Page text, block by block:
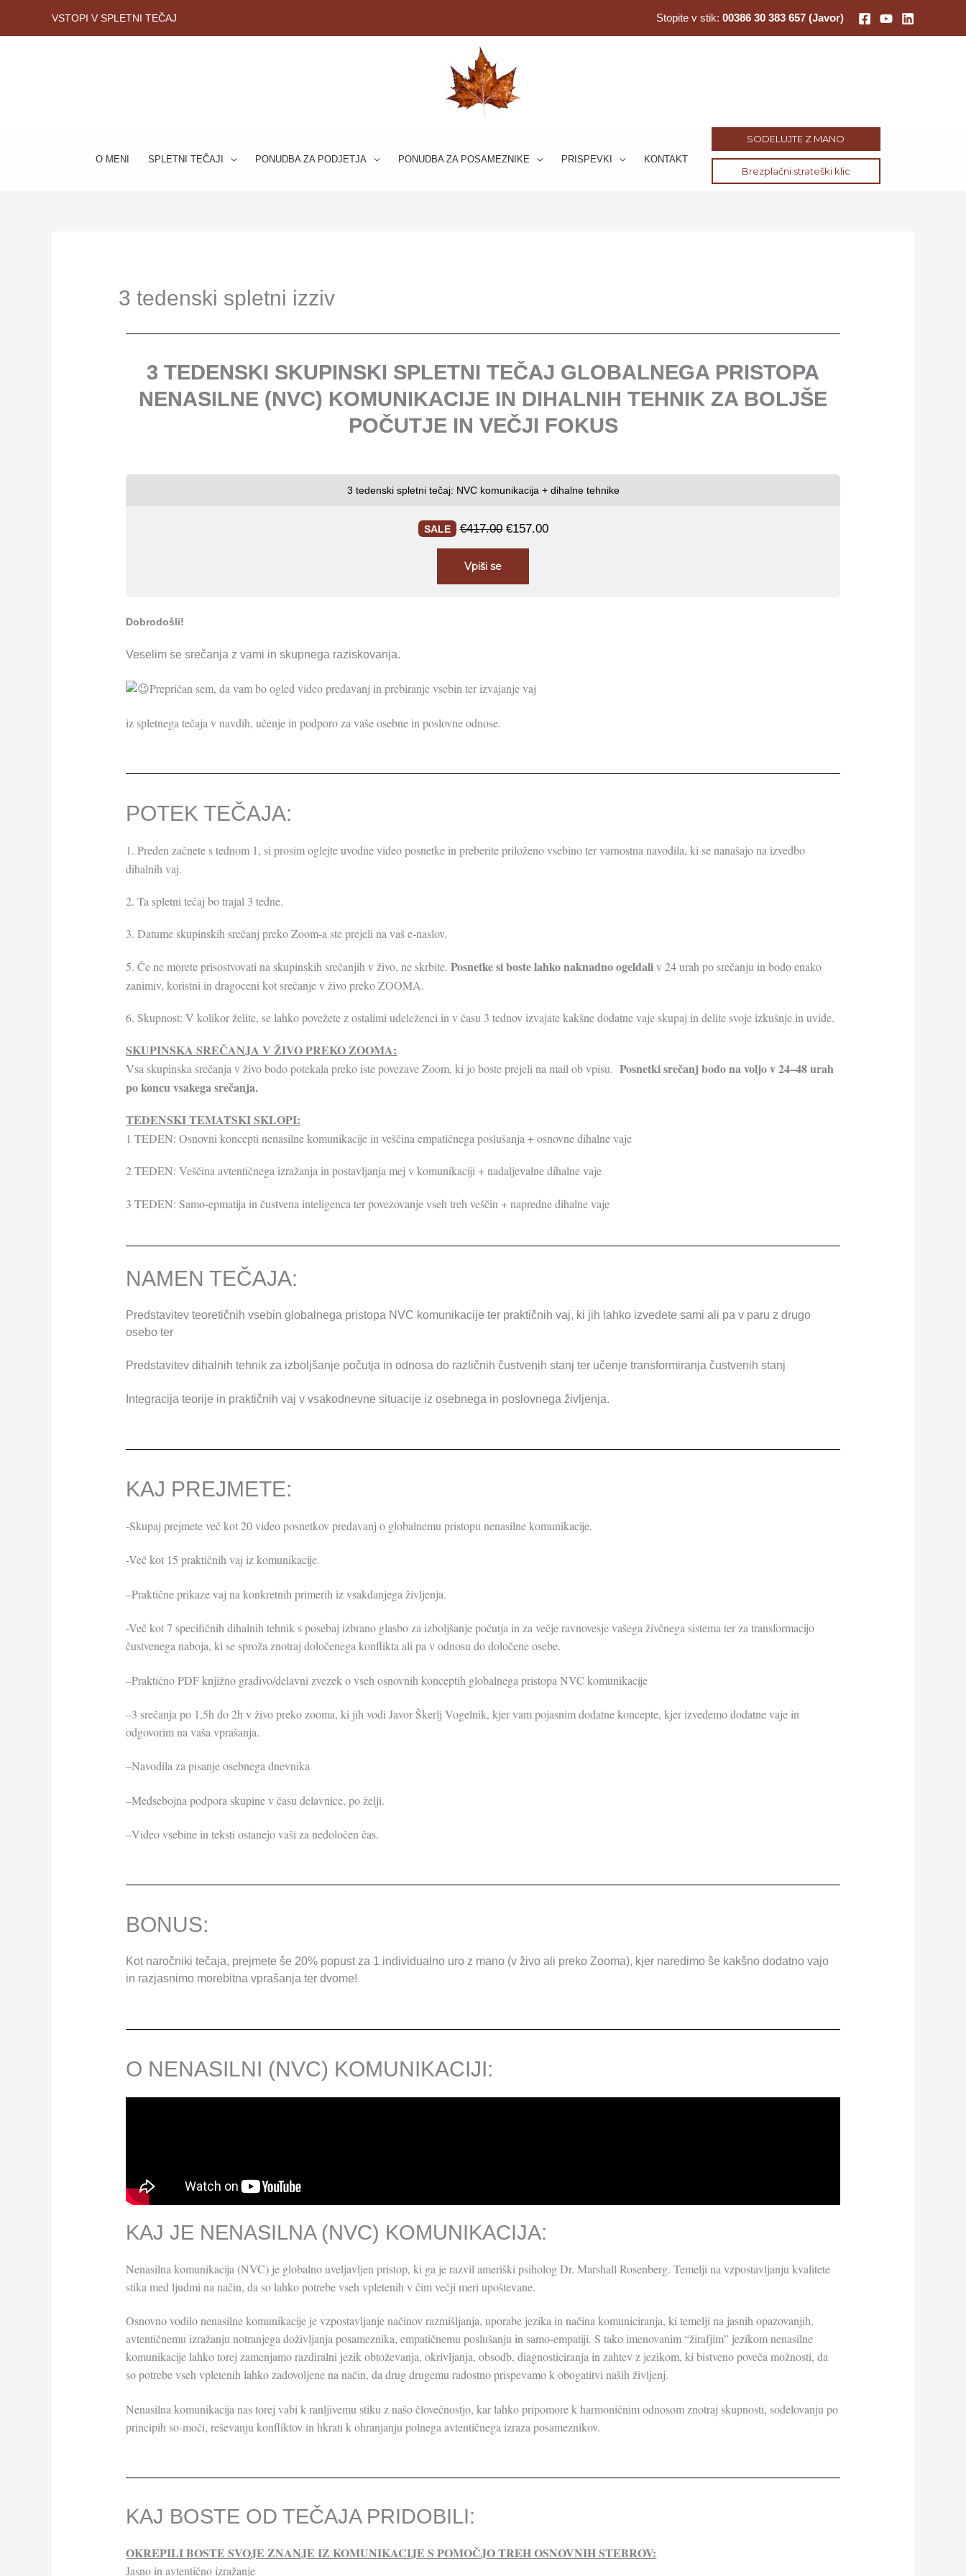
VSTOPI V SPLETNI TEČAJ Stopite v stik: 00386 30 383 657 (Javor)
O MENI SPLETNI TEČAJI PONUDBA ZA PODJETJA PONUDBA ZA POSAMEZNIKE PRISPEVKI KONTAKT
SODELUJTE Z MANO
Brezplačni strateški klic
3 tedenski spletni izziv
3 TEDENSKI SKUPINSKI SPLETNI TEČAJ GLOBALNEGA PRISTOPA
NENASILNE (NVC) KOMUNIKACIJE IN DIHALNIH TEHNIK ZA BOLJŠE
POČUTJE IN VEČJI FOKUS
3 tedenski spletni tečaj: NVC komunikacija + dihalne tehnike
SALE €417.00
cena
je
€417.00.
€157.00
cena
je:
Vpiši se
Dobrodošli!
Veselim se srečanja z vami in skupnega raziskovanja.
Prepričan sem, da vam bo ogled video predavanj in prebiranje vsebin ter izvajanje vaj
iz spletnega tečaja v navdih, učenje in podporo za vaše osebne in poslovne odnose.
POTEK TEČAJA:​
1. Preden začnete s tednom 1, si prosim oglejte uvodne video posnetke in preberite priloženo vsebino ter varnostna navodila, ki se nanašajo na izvedbo
dihalnih vaj.
2. Ta spletni tečaj bo trajal 3 tedne.
3. Datume skupinskih srečanj preko Zoom-a ste prejeli na vaš e-naslov.
5. Če ne morete prisostvovati na skupinskih srečanjih v živo, ne skrbite. Posnetke si boste lahko naknadno ogeldaliv 24 urah po srečanju in bodo enako
zanimiv, koristni in dragoceni kot srečanje v živo preko ZOOMA.
6. Skupnost: V kolikor želite, se lahko povežete z ostalimi udeleženci in v času 3 tednov izvajate kakšne dodatne vaje skupaj in delite svoje izkušnje in uvide.
SKUPINSKA SREČANJA V ŽIVO PREKO ZOOMA:
Vsa skupinska srečanja v živo bodo potekala preko iste povezave Zoom, ki jo boste prejeli na mail ob vpisu.Posnetki srečanj bodo na voljo v 24–48 urah
po koncu vsakega srečanja.
TEDENSKI TEMATSKI SKLOPI:
1 TEDEN: Osnovni koncepti nenasilne komunikacije in veščina empatičnega poslušanja + osnovne dihalne vaje
2 TEDEN: Veščina avtentičnega izražanja in postavljanja mej v komunikaciji + nadaljevalne dihalne vaje
3 TEDEN: Samo-epmatija in čustvena inteligenca ter povezovanje vseh treh veščin + napredne dihalne vaje
NAMEN TEČAJA:​
Predstavitev teoretičnih vsebin globalnega pristopa NVC komunikacije ter praktičnih vaj, ki jih lahko izvedete sami ali pa v paru z drugo
osebo ter
Predstavitev dihalnih tehnik za izboljšanje počutja in odnosa do različnih čustvenih stanj ter učenje transformiranja čustvenih stanj
Integracija teorije in praktičnih vaj v vsakodnevne situacije iz osebnega in poslovnega življenja.
KAJ PREJMETE:​
-Skupaj prejmete več kot 20 video posnetkov predavanj o globalnemu pristopu nenasilne komunikacije.
-Več kot 15 praktičnih vaj iz komunikacije.
–Praktične prikaze vaj na konkretnih primerih iz vsakdanjega življenja.
-Več kot 7 specifičnih dihalnih tehnik s posebaj izbrano glasbo za izboljšanje počutja in za večje ravnovesje vašega živčnega sistema ter za transformacijo
čustvenega naboja, ki se sproža znotraj določenega konflikta ali pa v odnosu do določene osebe.
–Praktično PDF knjižno gradivo/delavni zvezek o vseh osnovnih konceptih globalnega pristopa NVC komunikacije
–3 srečanja po 1,5h do 2h v živo preko zooma, ki jih vodi Javor Škerlj Vogelnik, kjer vam pojasnim dodatne koncepte, kjer izvedemo dodatne vaje in
odgovorim na vaša vprašanja.
–Navodila za pisanje osebnega dnevnika
–Medsebojna podpora skupine v času delavnice, po želji.
–Video vsebine in teksti ostanejo vaši za nedoločen čas.
BONUS:​
Kot naročniki tečaja, prejmete še 20% popust za 1 individualno uro z mano (v živo ali preko Zooma), kjer naredimo še kakšno dodatno vajo
in razjasnimo morebitna vprašanja ter dvome!
O NENASILNI (NVC) KOMUNIKACIJI:​
KAJ JE NENASILNA (NVC) KOMUNIKACIJA:
Nenasilna komunikacija (NVC) je globalno uveljavljen pristop, ki ga je razvil ameriški psiholog Dr. Marshall Rosenberg.Temelji na vzpostavljanju kvalitete
stika med ljudmi na način, da so lahko potrebe vseh vpletenih v čim večji meri upoštevane.
Osnovno vodilo nenasilne komunikacije je vzpostavljanje načinov razmišljanja, uporabe jezikain načina komuniciranja, ki temelji na jasnih opazovanjih,
avtentičnemu izražanju notranjega doživljanja posameznika, empatičnemu poslušanju in samo-empatiji. S tako imenovanim “žirafjim” jezikom nenasilne
komunikacije lahko torej zamenjamo razdiralni jezik obtoževanja, okrivljanja, obsodb, diagnosticiranja in zahtev z jezikom, ki bistveno poveča možnosti, da
so potrebe vseh vpletenih lahko zadovoljene na način, da drug drugemu radostno prispevamo k obogatitvi naših življenj.
Nenasilna komunikacija nas torej vabi k ranljivemu stiku z našo človečnostjo, kar lahko pripomore k harmoničnim odnosom znotraj skupnosti, sodelovanju po
principih so-moči, reševanju konfliktov in hkrati k ohranjanju polnega avtentičnega izraza posameznikov.
KAJ BOSTE OD TEČAJA PRIDOBILI:
OKREPILI BOSTE SVOJE ZNANJE IZ KOMUNIKACIJE S POMOČJO TREH OSNOVNIH STEBROV:
Jasno in avtentično izražanje